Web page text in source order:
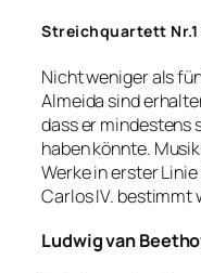
Streichquartett Nr.1
Nicht weniger als
Almeida sind
dass er mindestens
haben könnte.
Werke in erster
Carlos IV. bestimmt
Ludwig van